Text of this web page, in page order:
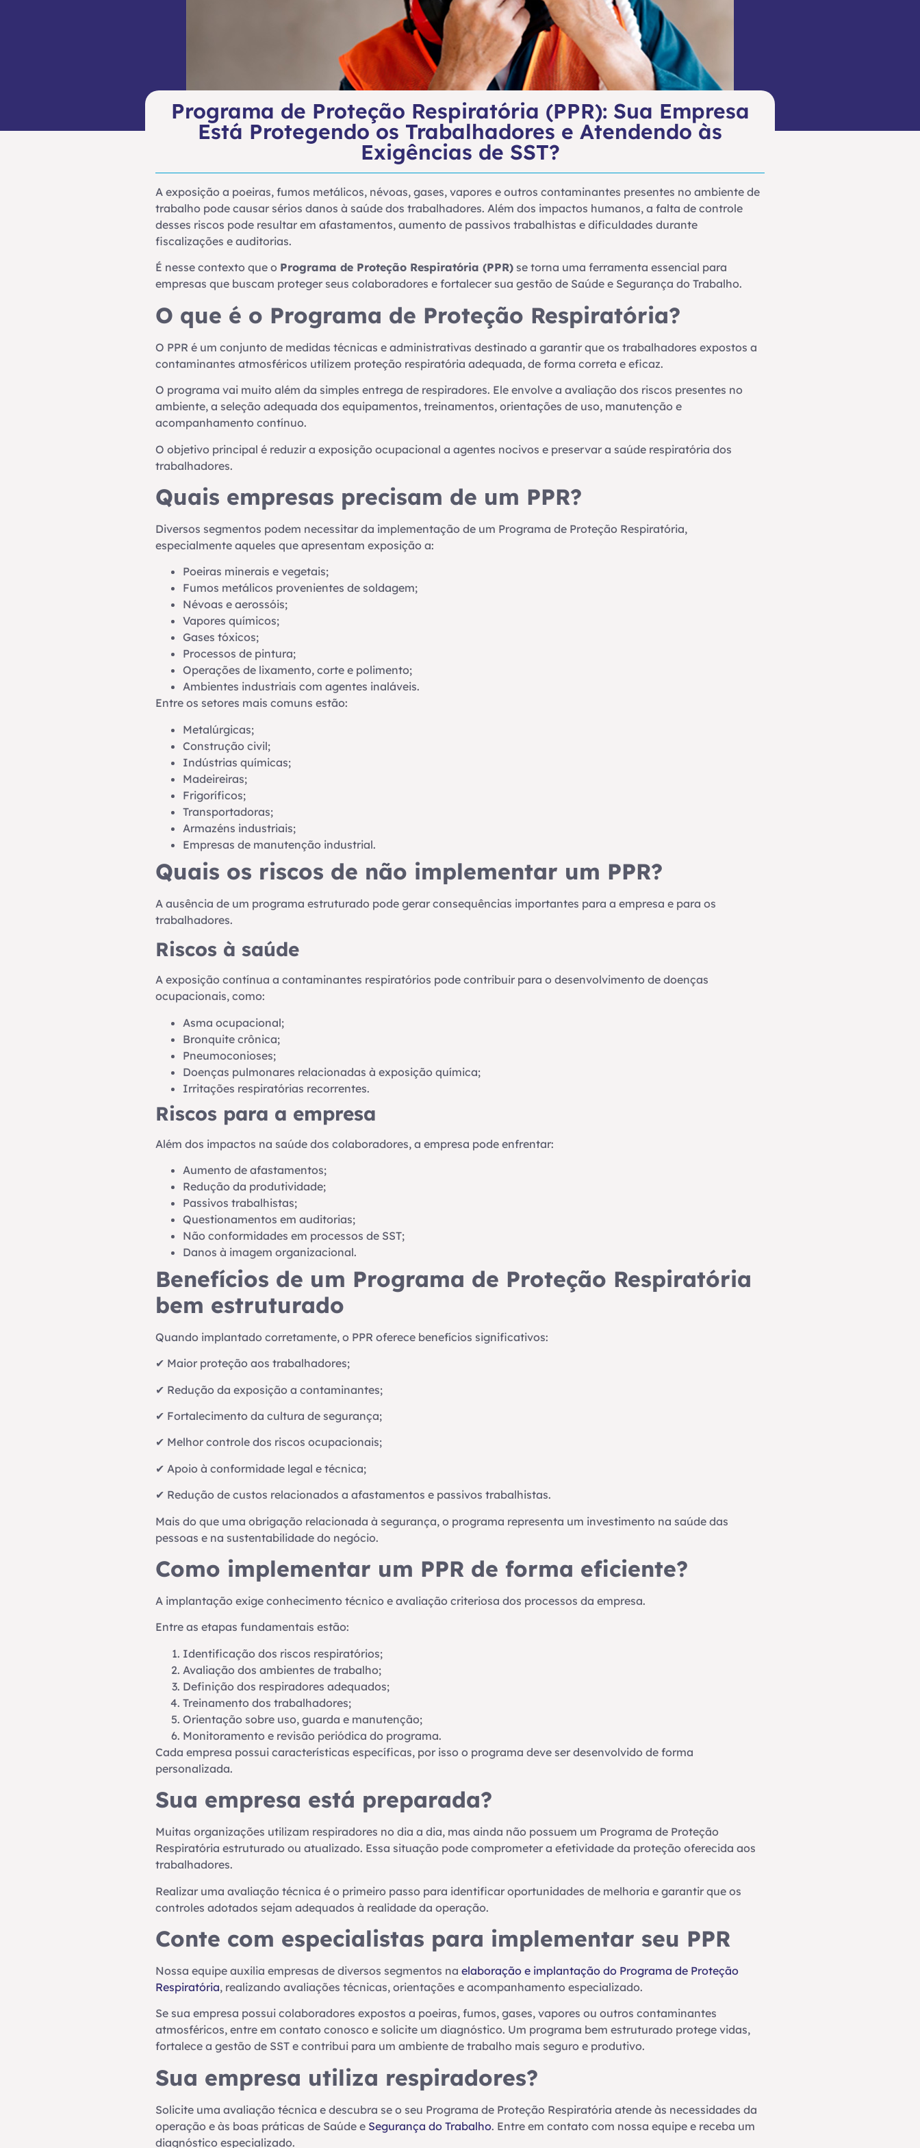
Programa de Proteção Respiratória (PPR): Sua Empresa
Está Protegendo os Trabalhadores e Atendendo às
Exigências de SST?
A exposição a poeiras, fumos metálicos, névoas, gases, vapores e outros contaminantes presentes no ambiente de
trabalho pode causar sérios danos à saúde dos trabalhadores. Além dos impactos humanos, a falta de controle
desses riscos pode resultar em afastamentos, aumento de passivos trabalhistas e dificuldades durante
fiscalizações e auditorias.
É nesse contexto que o Programa de Proteção Respiratória (PPR) se torna uma ferramenta essencial para
empresas que buscam proteger seus colaboradores e fortalecer sua gestão de Saúde e Segurança do Trabalho.
O que é o Programa de Proteção Respiratória?
O PPR é um conjunto de medidas técnicas e administrativas destinado a garantir que os trabalhadores expostos a
contaminantes atmosféricos utilizem proteção respiratória adequada, de forma correta e eficaz.
O programa vai muito além da simples entrega de respiradores. Ele envolve a avaliação dos riscos presentes no
ambiente, a seleção adequada dos equipamentos, treinamentos, orientações de uso, manutenção e
acompanhamento contínuo.
O objetivo principal é reduzir a exposição ocupacional a agentes nocivos e preservar a saúde respiratória dos
trabalhadores.
Quais empresas precisam de um PPR?
Diversos segmentos podem necessitar da implementação de um Programa de Proteção Respiratória,
especialmente aqueles que apresentam exposição a:
Poeiras minerais e vegetais;
Fumos metálicos provenientes de soldagem;
Névoas e aerossóis;
Vapores químicos;
Gases tóxicos;
Processos de pintura;
Operações de lixamento, corte e polimento;
Ambientes industriais com agentes inaláveis.
Entre os setores mais comuns estão:
Metalúrgicas;
Construção civil;
Indústrias químicas;
Madeireiras;
Frigoríficos;
Transportadoras;
Armazéns industriais;
Empresas de manutenção industrial.
Quais os riscos de não implementar um PPR?
A ausência de um programa estruturado pode gerar consequências importantes para a empresa e para os
trabalhadores.
Riscos à saúde
A exposição contínua a contaminantes respiratórios pode contribuir para o desenvolvimento de doenças
ocupacionais, como:
Asma ocupacional;
Bronquite crônica;
Pneumoconioses;
Doenças pulmonares relacionadas à exposição química;
Irritações respiratórias recorrentes.
Riscos para a empresa
Além dos impactos na saúde dos colaboradores, a empresa pode enfrentar:
Aumento de afastamentos;
Redução da produtividade;
Passivos trabalhistas;
Questionamentos em auditorias;
Não conformidades em processos de SST;
Danos à imagem organizacional.
Benefícios de um Programa de Proteção Respiratória
bem estruturado
Quando implantado corretamente, o PPR oferece benefícios significativos:
✔ Maior proteção aos trabalhadores;
✔ Redução da exposição a contaminantes;
✔ Fortalecimento da cultura de segurança;
✔ Melhor controle dos riscos ocupacionais;
✔ Apoio à conformidade legal e técnica;
✔ Redução de custos relacionados a afastamentos e passivos trabalhistas.
Mais do que uma obrigação relacionada à segurança, o programa representa um investimento na saúde das
pessoas e na sustentabilidade do negócio.
Como implementar um PPR de forma eficiente?
A implantação exige conhecimento técnico e avaliação criteriosa dos processos da empresa.
Entre as etapas fundamentais estão:
Identificação dos riscos respiratórios;
Avaliação dos ambientes de trabalho;
Definição dos respiradores adequados;
Treinamento dos trabalhadores;
Orientação sobre uso, guarda e manutenção;
Monitoramento e revisão periódica do programa.
Cada empresa possui características específicas, por isso o programa deve ser desenvolvido de forma
personalizada.
Sua empresa está preparada?
Muitas organizações utilizam respiradores no dia a dia, mas ainda não possuem um Programa de Proteção
Respiratória estruturado ou atualizado. Essa situação pode comprometer a efetividade da proteção oferecida aos
trabalhadores.
Realizar uma avaliação técnica é o primeiro passo para identificar oportunidades de melhoria e garantir que os
controles adotados sejam adequados à realidade da operação.
Conte com especialistas para implementar seu PPR
Nossa equipe auxilia empresas de diversos segmentos na elaboração e implantação do Programa de Proteção
Respiratória, realizando avaliações técnicas, orientações e acompanhamento especializado.
Se sua empresa possui colaboradores expostos a poeiras, fumos, gases, vapores ou outros contaminantes
atmosféricos, entre em contato conosco e solicite um diagnóstico. Um programa bem estruturado protege vidas,
fortalece a gestão de SST e contribui para um ambiente de trabalho mais seguro e produtivo.
Sua empresa utiliza respiradores?
Solicite uma avaliação técnica e descubra se o seu Programa de Proteção Respiratória atende às necessidades da
operação e às boas práticas de Saúde e Segurança do Trabalho. Entre em contato com nossa equipe e receba um
diagnóstico especializado.